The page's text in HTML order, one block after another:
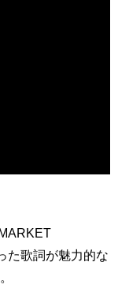
た歌詞が魅力的な